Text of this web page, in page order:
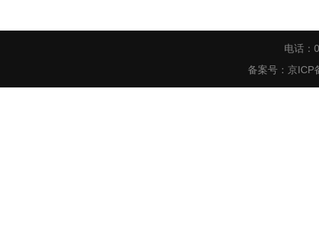
电话：
备案号： 京ICP